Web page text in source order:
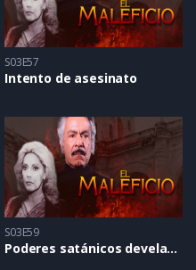
S03E57
Intento de asesinato
S03E59
Poderes satánicos develados